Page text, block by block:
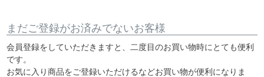
まだご登録がお済みでないお客様
会員登録をしていただきますと、二度目のお買い物時にとても便利
です。
お気に入り商品をご登録いただけるなどお買い物が便利になりま